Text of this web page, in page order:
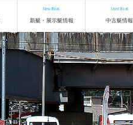
New Boat
新艇・展示艇情報
Used Boat
中古艇情報